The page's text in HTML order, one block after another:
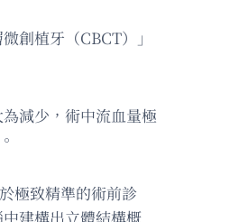
創植牙（CBCT）」
減少，術中流血量極
極致精準的術前診
建構出立體結構概